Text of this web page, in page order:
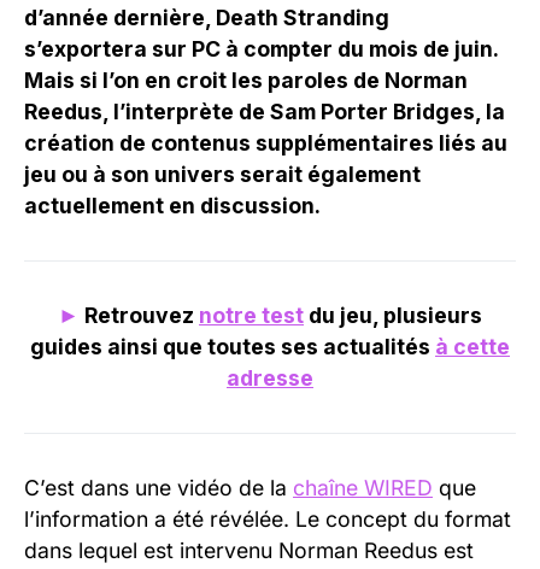
d’année dernière, Death Stranding
s’exportera sur PC à compter du mois de juin.
Mais si l’on en croit les paroles de Norman
Reedus, l’interprète de Sam Porter Bridges, la
création de contenus supplémentaires liés au
jeu ou à son univers serait également
actuellement en discussion.
► Retrouvez notre test du jeu, plusieurs
guides ainsi que toutes ses actualités à cette
adresse
C’est dans une vidéo de la chaîne WIRED que
l’information a été révélée. Le concept du format
dans lequel est intervenu Norman Reedus est